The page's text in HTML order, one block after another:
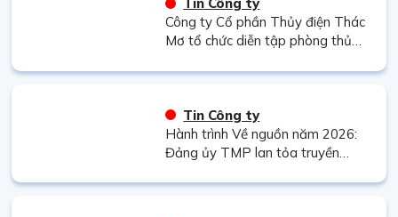
Công ty Cổ phần Thủy điện Thác
Mơ tổ chức diễn tập phòng thủ
Tin Công ty
Hành trình Về nguồn năm 2026:
Đảng ủy TMP lan tỏa truyền